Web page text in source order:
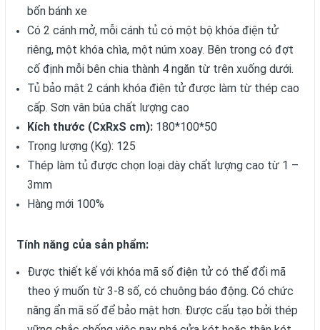
bốn bánh xe
Có 2 cánh mở, mỗi cánh tủ có một bộ khóa điện tử
riêng, một khóa chìa, một núm xoay. Bên trong có đợt
cố định mỗi bên chia thành 4 ngăn từ trên xuống dưới.
Tủ bảo mật 2 cánh khóa điện tử được làm từ thép cao
cấp. Sơn vân búa chất lượng cao
Kích thước (CxRxS cm): 180*100*50
Trọng lượng (Kg): 125
Thép làm tủ được chọn loại dày chất lượng cao từ 1 –
3mm
Hàng mới 100%
Tính năng của sản phẩm:
Được thiết kế với khóa mã số điện tử có thể đổi mã
theo ý muốn từ 3-8 số, có chuông báo động. Có chức
năng ẩn mã số để bảo mật hơn. Được cấu tạo bởi thép